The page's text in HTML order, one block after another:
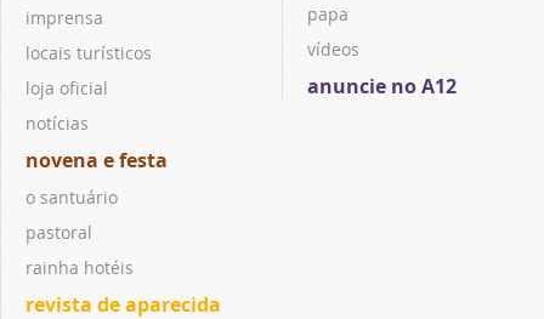
imprensa
locais turísticos
loja oficial
notícias
novena e festa
o santuário
pastoral
rainha hotéis
revista de aparecida
papa
vídeos
anuncie no A12